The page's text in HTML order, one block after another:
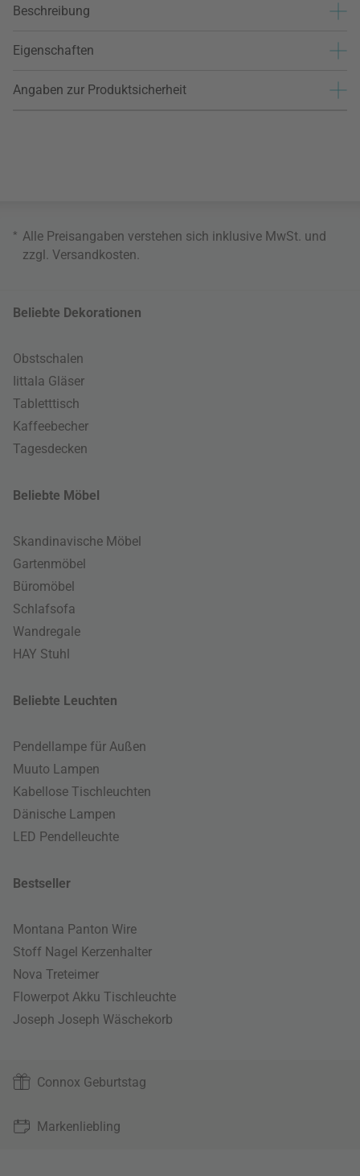
Beschreibung
Eigenschaften
Angaben zur Produktsicherheit
* Alle Preisangaben verstehen sich inklusive MwSt. und
zzgl. Versandkosten
Beliebte Dekorationen
Obstschalen
Iittala Gläser
Tabletttisch
Kaffeebecher
Tagesdecken
Beliebte Möbel
Skandinavische Möbel
Gartenmöbel
Büromöbel
Schlafsofa
Wandregale
HAY Stuhl
Beliebte Leuchten
Pendellampe für Außen
Muuto Lampen
Kabellose Tischleuchten
Dänische Lampen
LED Pendelleuchte
Bestseller
Montana Panton Wire
Stoff Nagel Kerzenhalter
Nova Treteimer
Flowerpot Akku Tischleuchte
Joseph Joseph Wäschekorb
Connox Geburtstag
Markenliebling